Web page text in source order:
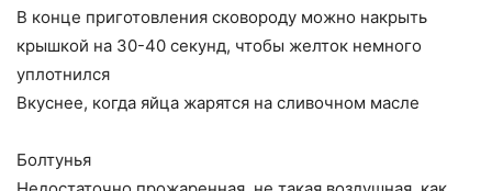
В конце приготовления сковороду можно накрыть
крышкой на 30-40 секунд, чтобы желток немного
уплотнился
Вкуснее, когда яйца жарятся на сливочном масле
Болтунья